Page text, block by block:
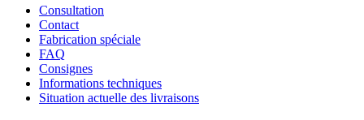
Consultation
Contact
Fabrication spéciale
FAQ
Consignes
Informations techniques
Situation actuelle des livraisons